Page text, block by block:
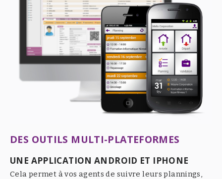
DES OUTILS MULTI-PLATEFORMES
UNE APPLICATION ANDROID ET IPHONE
Cela permet à vos agents de suivre leurs plannings,